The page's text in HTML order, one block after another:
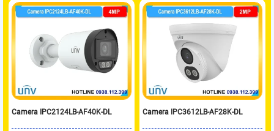
Camera IPC2124LB-AF40K-DL Camera IPC3612LB-AF28K-DL